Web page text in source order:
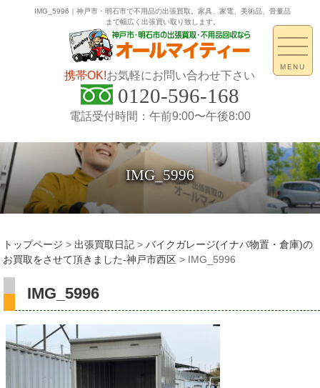
IMG_5996｜神戸市・明石市で不用品の出張買取。家具、家電、美術品、骨董品
まで幅広く出張買い取り致します。
携帯OK!お気軽にお問い合わせ下さい
0120-596-168
電話受付時間：午前9:00〜午後8:00
IMG_5996
MENU
トップページ > 出張買取日記 > バイクガレージ(イナバ物置・倉庫)の
お買取をさせて頂きました-神戸市西区 > IMG_5996
IMG_5996